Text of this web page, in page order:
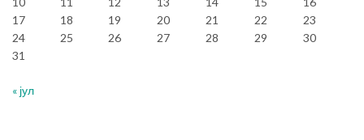
17
18 19 20 21 22
23
24
25 26 27 28 29
30
31
« јул